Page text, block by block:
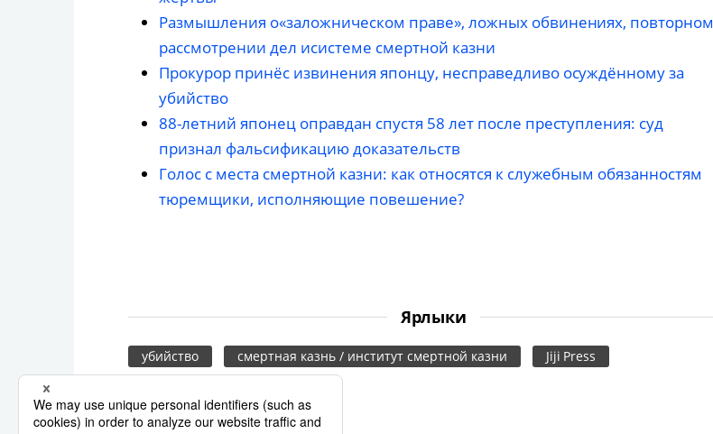
Размышления о«заложническом праве», ложных обвинениях, повторном
рассмотрении дел исистеме смертной казни
Прокурор принёс извинения японцу, несправедливо осуждённому за
убийство
88-летний японец оправдан спустя 58 лет после преступления: суд
признал фальсификацию доказательств
Голос с места смертной казни: как относятся к служебным обязанностям
тюремщики, исполняющие повешение?
Ярлыки
убийство смертная казнь / институт смертной казни
Jiji Press